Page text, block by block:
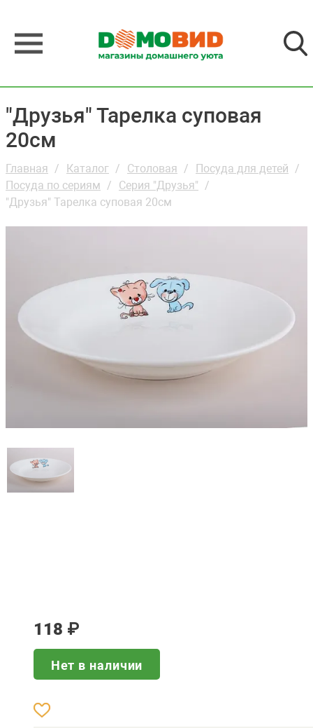
"Друзья" Тарелка суповая
20см
Главная Каталог Столовая
Посуда для детей
Посуда по сериям
Серия "Друзья"
"Друзья" Тарелка суповая 20см
118 ₽
Нет в наличии